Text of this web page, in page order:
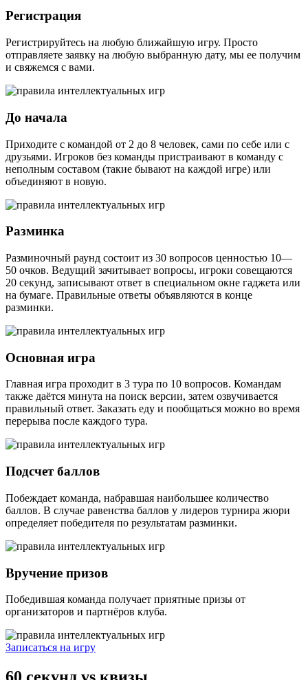
Регистрация
Регистрируйтесь на любую ближайшую игру. Просто
отправляете заявку на любую выбранную дату, мы ее получим
и свяжемся с вами.
До начала
Приходите с командой от 2 до 8 человек, сами по себе или с
друзьями. Игроков без команды пристраивают в команду с
неполным составом (такие бывают на каждой игре) или
объединяют в новую.
Разминка
Разминочный раунд состоит из 30 вопросов ценностью 10—
50 очков. Ведущий зачитывает вопросы, игроки совещаются
20 секунд, записывают ответ в специальном окне гаджета или
на бумаге. Правильные ответы объявляются в конце
разминки.
Основная игра
Главная игра проходит в 3 тура по 10 вопросов. Командам
также даётся минута на поиск версии, затем озвучивается
правильный ответ. Заказать еду и пообщаться можно во время
перерыва после каждого тура.
Подсчет баллов
Побеждает команда, набравшая наибольшее количество
баллов. В случае равенства баллов у лидеров турнира жюри
определяет победителя по результатам разминки.
Вручение призов
Победившая команда получает приятные призы от
организаторов и партнёров клуба.
Записаться на игру